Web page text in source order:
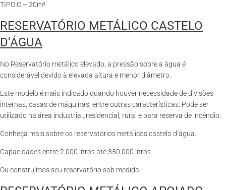
TIPO C – 20m³
RESERVATÓRIO METÁLICO CASTELO
D’ÁGUA
No Reservatório metálico elevado, a pressão sobre a água é
considerável devido à elevada altura e menor diâmetro.
Este modelo é mais indicado quando houver necessidade de divisões
internas, casas de máquinas, entre outras características. Pode ser
utilizado na área industrial, residencial, rural e para reserva de incêndio.
Conheça mais sobre os reservatórios metálicos castelo d’água.
Capacidades entre 2.000 litros até 350.000 litros.
Ou construímos seu reservatório sob medida.